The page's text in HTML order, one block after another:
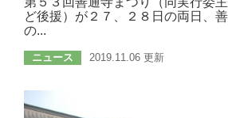
ど後援）が２７、２８日の両日、
の...
ニュース 2019.11.06 更新